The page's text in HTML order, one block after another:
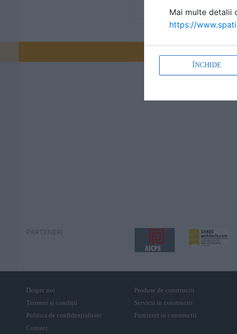
PARTENERI
Despre noi
Termeni și condiții
Politica de confidențialitate
Contact
Produse de constructii
Servicii in constructii
Furnizori in constructii
Mai multe detalii
https://
ÎNCHIDE